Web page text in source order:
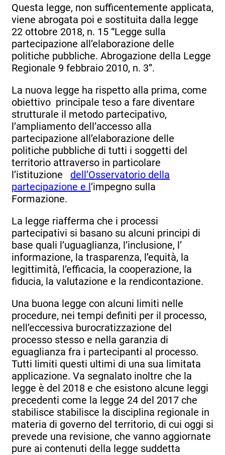
Questa legge, non sufficentemente applicata,
viene abrogata poi e sostituita dalla legge
22 ottobre 2018, n. 15 “Legge sulla
partecipazione all’elaborazione delle
politiche pubbliche. Abrogazione della Legge
Regionale 9 febbraio 2010, n. 3”.
La nuova legge ha rispetto alla prima, come
obiettivo principale teso a fare diventare
strutturale il metodo partecipativo,
l’ampliamento dell’accesso alla
partecipazione all’elaborazione delle
politiche pubbliche di tutti i soggetti del
territorio attraverso in particolare
l’istituzione
dell’Osservatorio della
partecipazione e l’impegno sulla
Formazione.
La legge riafferma che i processi
partecipativi si basano su alcuni principi di
base quali l’uguaglianza, l’inclusione, l’
informazione, la trasparenza, l’equità, la
legittimità, l’efficacia, la cooperazione, la
fiducia, la valutazione e la rendicontazione.
Una buona legge con alcuni limiti nelle
procedure, nei tempi definiti per il processo,
nell’eccessiva burocratizzazione del
processo stesso e nella garanzia di
eguaglianza fra i partecipanti al processo.
Tutti limiti questi ultimi di una sua limitata
applicazione. Va segnalato inoltre che la
legge è del 2018 e che esistono alcune leggi
precedenti come la legge 24 del 2017 che
stabilisce stabilisce la disciplina regionale in
materia di governo del territorio, di cui oggi si
prevede una revisione, che vanno aggiornate
pure ai contenuti della legge suddetta